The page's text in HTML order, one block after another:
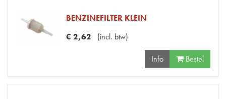
BENZINEFILTER KLEIN
€ 2,62 (incl. btw)
Info Bestel